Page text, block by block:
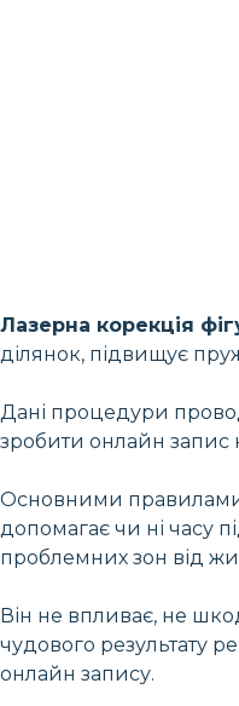
Лазерна корекція
ділянок, підвищує
Дані процедури
зробити онлайн запис
Основними правилами
допомагає чи ні часу
проблемних зон від
Він не впливає, не
чудового результату
онлайн запису.